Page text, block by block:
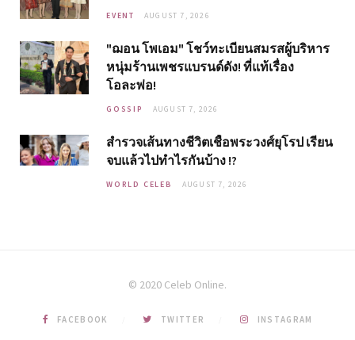
EVENT AUGUST 7, 2026
"ฌอน โพเอม" โชว์ทะเบียนสมรสผู้บริหาร
หนุ่มร้านเพชรแบรนด์ดัง! ที่แท้เรื่อง
โอละพ่อ!
GOSSIP AUGUST 7, 2026
สำรวจเส้นทางชีวิตเชื้อพระวงศ์ยุโรป เรียน
จบแล้วไปทำไรกันบ้าง !?
WORLD CELEB AUGUST 7, 2026
© 2020 Celeb Online.
FACEBOOK TWITTER INSTAGRAM